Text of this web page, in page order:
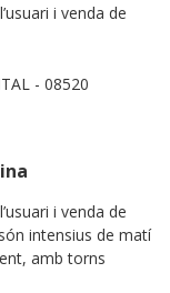
i venda de
- 08520
i venda de
intensius de matí
amb torns